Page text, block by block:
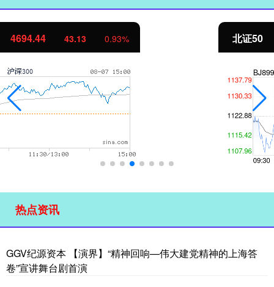
北证50 1134.24
热点资讯
GGV纪源资本 【演界】“精神回响—伟大建党精神的上海答
卷”宣讲舞台剧首演